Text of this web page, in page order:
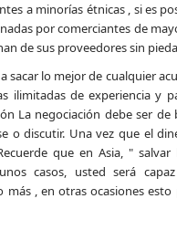
a minorías étnicas , si es
por comerciantes de
de sus proveedores sin
sacar lo mejor de cualquier
ilimitadas de experiencia y
La negociación debe ser de
o discutir. Una vez que el
que en Asia, "
casos, usted será
más , en otras ocasiones